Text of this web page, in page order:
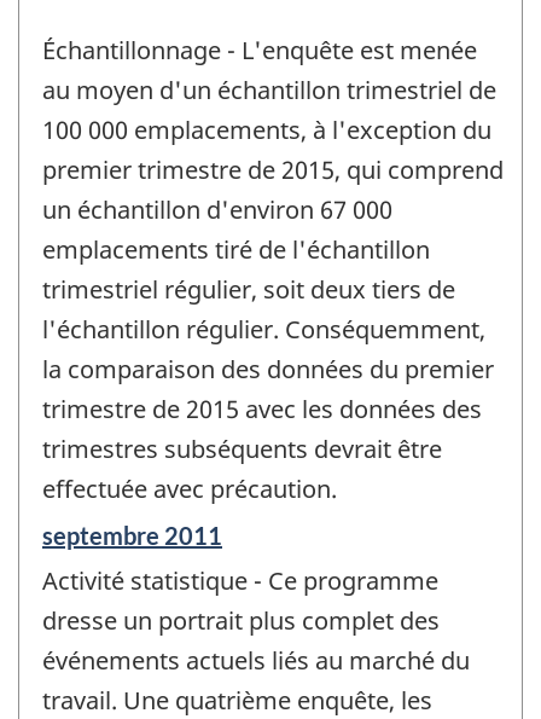
Échantillonnage - L'enquête est menée
au moyen d'un échantillon trimestriel de
100 000 emplacements, à l'exception du
premier trimestre de 2015, qui comprend
un échantillon d'environ 67 000
emplacements tiré de l'échantillon
trimestriel régulier, soit deux tiers de
l'échantillon régulier. Conséquemment,
la comparaison des données du premier
trimestre de 2015 avec les données des
trimestres subséquents devrait être
effectuée avec précaution.
Période
référence
de
changement
-
septembre 2011
Activité statistique - Ce programme
dresse un portrait plus complet des
événements actuels liés au marché du
travail. Une quatrième enquête, les